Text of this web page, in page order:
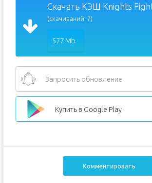
Скачать КЭШ Knights
(скачиваний: 7)
577 Mb
Запросить обновление
Купить в Google Play
Комментировать